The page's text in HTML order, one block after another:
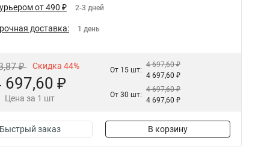
от 490 ₽ 2-3 дней
доставка: 1 день
₽ Скидка 44%
697,60 ₽
Цена за 1 шт
От 15 шт:
4 697,60 ₽
4 697,60 ₽
От 30 шт:
4 697,60 ₽
4 697,60 ₽
Быстрый заказ В корзину